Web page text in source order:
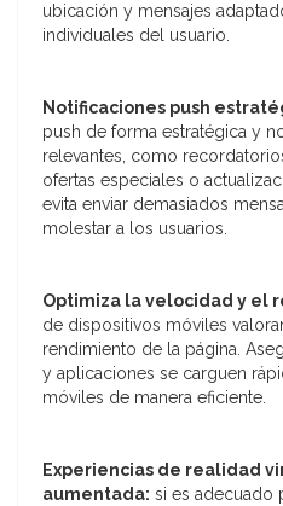
ubicación y mensajes
individuales del usuario.
Notificaciones push
push de forma estratégica y
relevantes, como
ofertas especiales o
evita enviar demasiados
molestar a los usuarios.
Optimiza la velocidad y el
de dispositivos móviles
rendimiento de la página.
y aplicaciones se carguen
móviles de manera eficiente.
Experiencias de realidad
aumentada: si es adecuado